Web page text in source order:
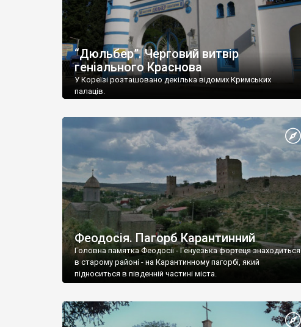
“Дюльбер”. Черговий витвір
геніального Краснова
У Кореїзі розташовано декілька відомих Кримських
палаців.
Феодосія. Пагорб Карантинний
Головна памятка Феодосії - Генуезька фортеця знаходиться
в старому районі - на Карантинному пагорбі, який
підноситься в південній частині міста.